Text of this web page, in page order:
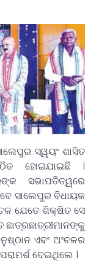
ସ୍ୱୟଂ ଶାସିତ
ହୋଇଯାଇଛି ।
ସଭାପତିତ୍ୱରେ
ସାଲେପୁର ବିଧାୟକ
ଯେତେ ଶିକ୍ଷିତ ସେ
ଏବଂ ଅଂଚଳର
ଦେଇଥିଲେ ।